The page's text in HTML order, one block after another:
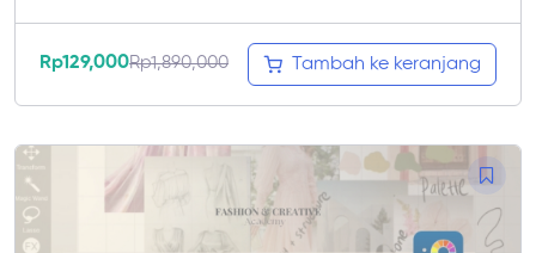
Rp129,000Rp1,890,000 Tambah ke keranjang